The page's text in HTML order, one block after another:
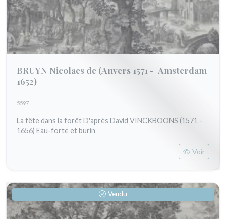
BRUYN Nicolaes de (Anvers 1571 - Amsterdam
1652)
5597
La fête dans la forêt D'après David VINCKBOONS (1571 -
1656) Eau-forte et burin
Voir
Vendu